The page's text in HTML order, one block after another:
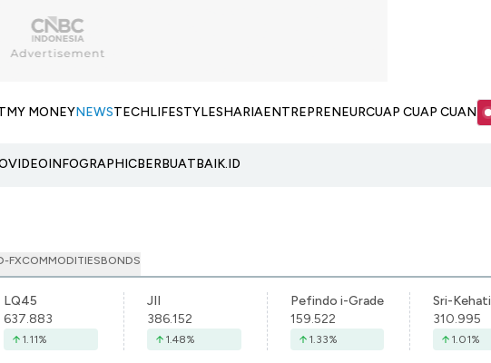
MY MONEYNEWSTECHLIFESTYLESHARIAENTREPRENEURCUAP CUAP CUAN
VIDEOINFOGRAPHICBERBUATBAIK.ID
FXCOMMODITIESBONDS
LQ45
637.883
1.11%
JII
386.152
1.48%
Pefindo i-Grade
159.522
1.33%
Sri-Kehati
310.995
1.01%